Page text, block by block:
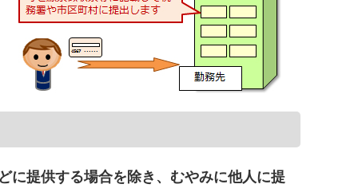
に提供する場合を除き、むやみに他人に提